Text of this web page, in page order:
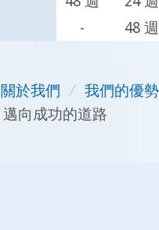
- 48 週
關於我們 / 我們的優勢
邁向成功的道路